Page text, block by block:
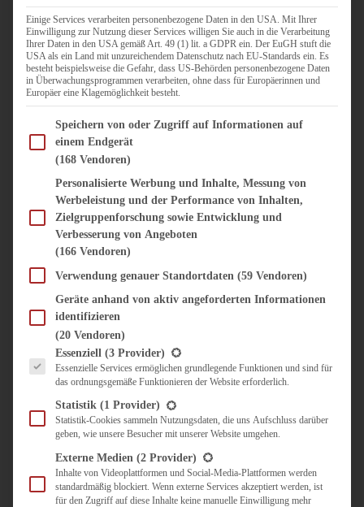
HERZHAFTES BACKEN
ONE-POT-GERICHTE
PASTA & NUDELGERICHTE
PIZZA, TARTES & QUICHES
REIS & RISOTTO
SALATE & SNACKS
VEGAN HERZHAFT
SÜSS & HERZHAFT
BROTAUFSTRICH
BRUNCH & FRÜHSTÜCK
KINDER-LIEBLINGSESSEN
KÜCHENGESCHENKE
UNTERWEGS
REISETIPPS
KULINARISCH UNTERWEGS
ÜBER MICH
ZUSAMMENARBEIT
Einige Services verarbeiten personenbezogene Daten in den USA. Mit Ihrer
Einwilligung zur Nutzung dieser Services willigen Sie auch in die Verarbeitung
Ihrer Daten in den USA gemäß Art. 49 (1) lit. a GDPR ein. Der EuGH stuft die
USA als ein Land mit unzureichendem Datenschutz nach EU-Standards ein. Es
besteht beispielsweise die Gefahr, dass US-Behörden personenbezogene Daten
in Überwachungsprogrammen verarbeiten, ohne dass für Europäerinnen und
Europäer eine Klagemöglichkeit besteht.
Im Folgenden finden Sie eine Liste der Zwecke des IAB Transparency and Consent
Speichern von oder Zugriff auf Informationen auf
einem Endgerät
(168 Vendoren)
Personalisierte Werbung und Inhalte, Messung von
Werbeleistung und der Performance von Inhalten,
Zielgruppenforschung sowie Entwicklung und
Verbesserung von Angeboten
(166 Vendoren)
Verwendung genauer Standortdaten (59 Vendoren)
Geräte anhand von aktiv angeforderten Informationen
identifizieren
(20 Vendoren)
Es folgt eine Liste der Service-Gruppen, für die eine Einwilligung erteilt werden
Essenziell (3 Provider)
Essenzielle Services ermöglichen grundlegende Funktionen und sind für
das ordnungsgemäße Funktionieren der Website erforderlich.
Statistik (1 Provider)
Statistik-Cookies sammeln Nutzungsdaten, die uns Aufschluss darüber
geben, wie unsere Besucher mit unserer Website umgehen.
Externe Medien (2 Provider)
Inhalte von Videoplattformen und Social-Media-Plattformen werden
standardmäßig blockiert. Wenn externe Services akzeptiert werden, ist
für den Zugriff auf diese Inhalte keine manuelle Einwilligung mehr